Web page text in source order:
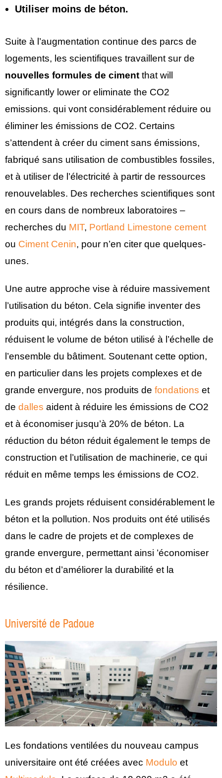
Utiliser moins de béton.
Suite à l’augmentation continue des parcs de
logements, les scientifiques travaillent sur de
nouvelles formules de ciment that will
significantly lower or eliminate the CO2
emissions. qui vont considérablement réduire ou
éliminer les émissions de CO2. Certains
s’attendent à créer du ciment sans émissions,
fabriqué sans utilisation de combustibles fossiles,
et à utiliser de l’électricité à partir de ressources
renouvelables. Des recherches scientifiques sont
en cours dans de nombreux laboratoires –
recherches du MIT, Portland Limestone cement
ou Ciment Cenin, pour n’en citer que quelques-
unes.
Une autre approche vise à réduire massivement
l’utilisation du béton. Cela signifie inventer des
produits qui, intégrés dans la construction,
réduisent le volume de béton utilisé à l’échelle de
l’ensemble du bâtiment. Soutenant cette option,
en particulier dans les projets complexes et de
grande envergure, nos produits de fondations et
de dalles aident à réduire les émissions de CO2
et à économiser jusqu’à 20% de béton. La
réduction du béton réduit également le temps de
construction et l’utilisation de machinerie, ce qui
réduit en même temps les émissions de CO2.
Les grands projets réduisent considérablement le
béton et la pollution. Nos produits ont été utilisés
dans le cadre de projets et de complexes de
grande envergure, permettant ainsi ’économiser
du béton et d’améliorer la durabilité et la
résilience.
Université de Padoue
Les fondations ventilées du nouveau campus
universitaire ont été créées avec Modulo et